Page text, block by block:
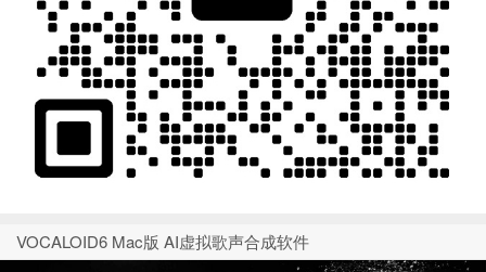
VOCALOID6 Mac版 AI虚拟歌声合成软件